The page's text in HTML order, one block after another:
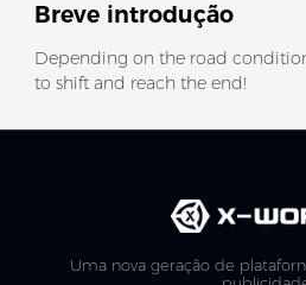
Breve introdução
Depending on the road
to shift and reach the end!
Uma nova geração de